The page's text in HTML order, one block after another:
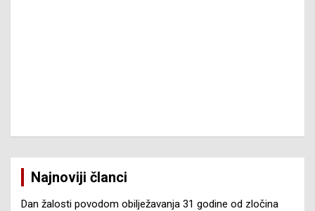
Najnoviji članci
Dan žalosti povodom obilježavanja 31 godine od zločina